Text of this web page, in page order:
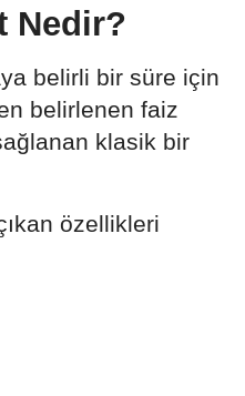
Nedir?
belirli bir süre için
belirlenen faiz
klasik bir
özellikleri